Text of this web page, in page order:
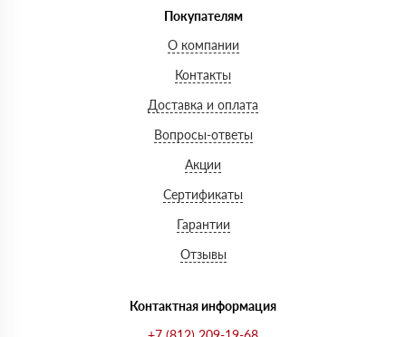
Покупателям
О компании
Контакты
Доставка и оплата
Вопросы-ответы
Акции
Сертификаты
Гарантии
Отзывы
Контактная информация